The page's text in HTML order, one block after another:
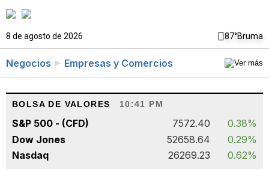
8 de agosto de 2026 87°Bruma
Negocios Empresas y Comercios
BOLSA DE VALORES 10:41 PM
S&P 500 - (CFD) 7572.40
0.38%
Dow Jones
52658.64
0.29%
Nasdaq
26269.23 0.62%